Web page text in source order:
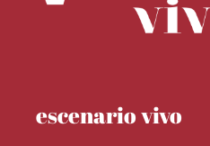
escenario vivo